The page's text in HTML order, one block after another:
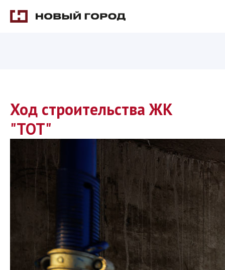
Ход строительства ЖК
"ТОТ"